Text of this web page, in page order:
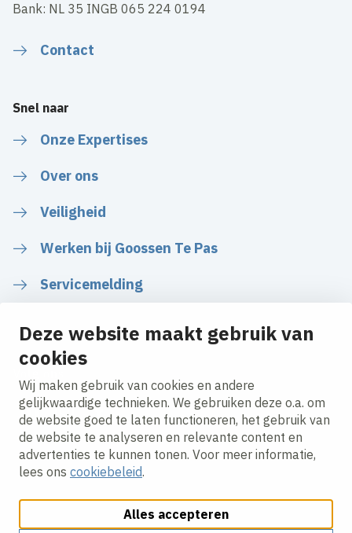
Deze website maakt gebruik van
cookies
Wij maken gebruik van cookies en andere
gelijkwaardige technieken. We gebruiken deze o.a. om
de website goed te laten functioneren, het gebruik van
de website te analyseren en relevante content en
advertenties te kunnen tonen. Voor meer informatie,
lees ons cookiebeleid.
Alles accepteren
Bank: NL 35 INGB 065 224 0194
Contact
Snel naar
Onze Expertises
Over ons
Veiligheid
Werken bij Goossen Te Pas
Servicemelding
LinkedInInstagramFacebook
Cookies aanpassenCookie beleidPrivacy policy